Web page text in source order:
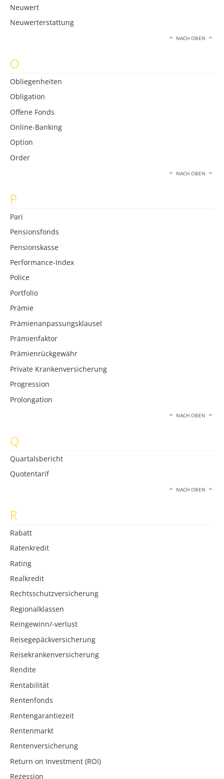
Neuwert
Neuwerterstattung
NACH OBEN
O
Obliegenheiten
Obligation
Offene Fonds
Online-Banking
Option
Order
NACH OBEN
P
Pari
Pensionsfonds
Pensionskasse
Performance-Index
Police
Portfolio
Prämie
Prämienanpassungsklausel
Prämienfaktor
Prämienrückgewähr
Private Krankenversicherung
Progression
Prolongation
NACH OBEN
Q
Quartalsbericht
Quotentarif
NACH OBEN
R
Rabatt
Ratenkredit
Rating
Realkredit
Rechtsschutzversicherung
Regionalklassen
Reingewinn/-verlust
Reisegepäckversicherung
Reisekrankenversicherung
Rendite
Rentabilität
Rentenfonds
Rentengarantiezeit
Rentenmarkt
Rentenversicherung
Return on Investment (ROI)
Rezession